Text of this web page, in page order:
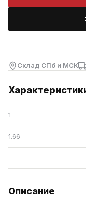
Склад СПб и МСК
1
1.66
Описание